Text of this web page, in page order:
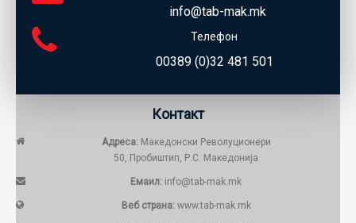
info@tab-mak.mk
Телефон
00389 (0)32 481 501
Контакт
Адреса:Македонски Револуционери
50, Пробиштип, Р.С. Македонија
Емаил: info@tab-mak.mk
Веб страна: www.tab-mak.mk